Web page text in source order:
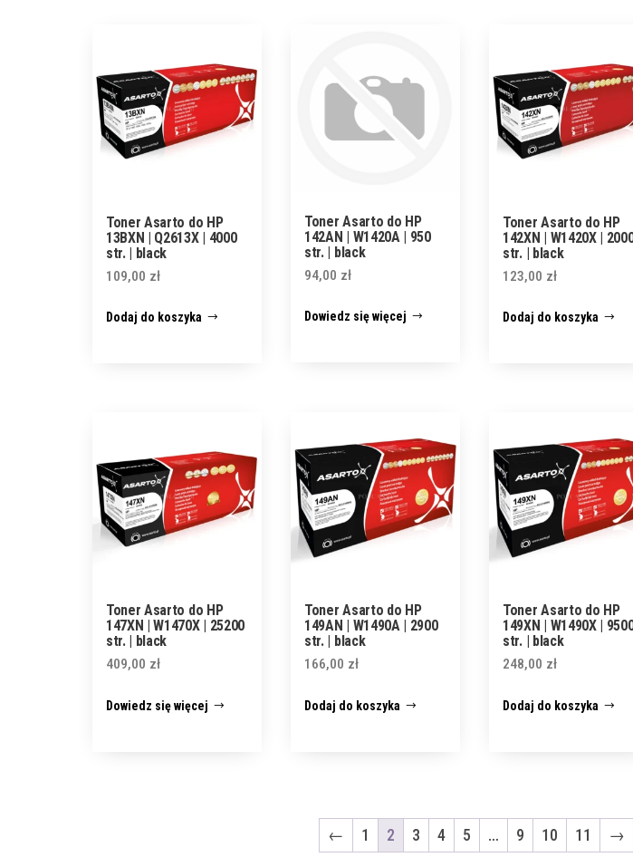
Toner Asarto do HP
13BXN | Q2613X | 4000
str. | black
109,00 zł
Dodaj do koszyka
Toner Asarto do HP
142AN | W1420A | 950
str. | black
94,00 zł
Dowiedz się więcej
Toner Asarto do HP
142XN | W1420X |
str. | black
123,00 zł
Dodaj do koszyka
Toner Asarto do HP
147XN | W1470X | 25200
str. | black
409,00 zł
Dowiedz się więcej
Toner Asarto do HP
149AN | W1490A | 2900
str. | black
166,00 zł
Dodaj do koszyka
Toner Asarto do HP
149XN | W1490X |
str. | black
248,00 zł
Dodaj do koszyka
← 1 2 3 4 5 … 9 10 11 →